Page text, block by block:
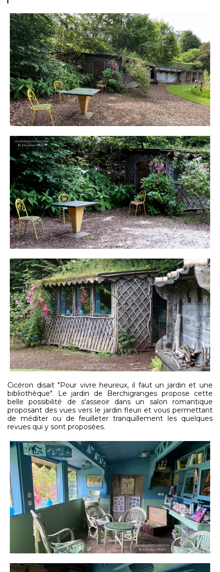
Cicéron disait "Pour vivre heureux, il faut un jardin et une
bibliothèque". Le jardin de Berchigranges propose cette
belle possibilité de s'asseoir dans un salon romantique
proposant des vues vers le jardin fleuri et vous permettant
de méditer ou de feuilleter tranquillement les quelques
revues qui y sont proposées.